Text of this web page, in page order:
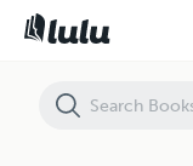
ANTOLOGÍA DE CUENTOS